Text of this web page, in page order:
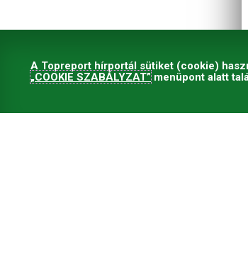
A Topreport hírportál sütiket (cookie)
„COOKIE SZABÁLYZAT”menüpont alatt